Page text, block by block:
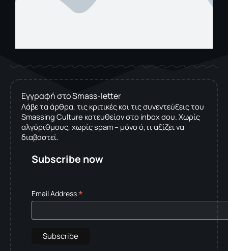
Εγγραφή στο Smass-letter
Λάβε τα άρθρα, τις κριτικές και τις συνεντεύξεις του
Smassing Culture κατευθείαν στο inbox σου. Χωρίς
αλγόριθμους, χωρίς spam – μόνο ό,τι αξίζει να
διαβαστεί.
Subscribe now
Email Address*